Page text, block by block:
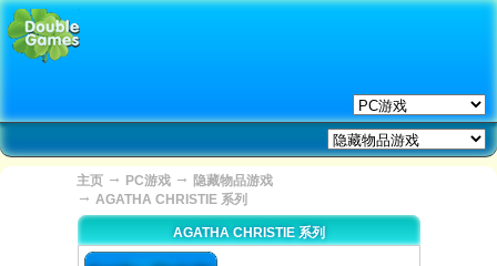
主页 → PC游戏 → 隐藏物品游戏
→ AGATHA CHRISTIE 系列
AGATHA CHRISTIE 系列